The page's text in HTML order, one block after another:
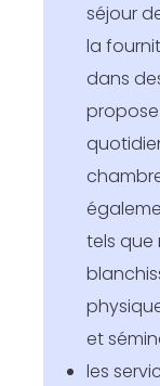
séjour
la
dans
tels que
et
les